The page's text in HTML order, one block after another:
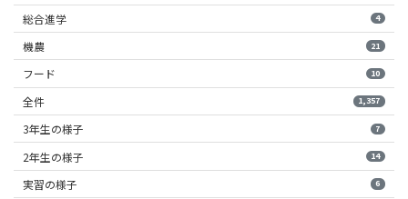
総合進学 4
機農 21
フード 10
全件 1,357
3年生の様子 7
2年生の様子 14
実習の様子 6